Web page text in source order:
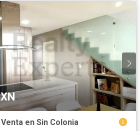
en Sin Colonia